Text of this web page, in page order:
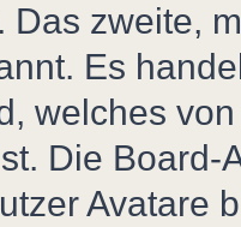
Das zweite,
Es
welches
Die
Avatare